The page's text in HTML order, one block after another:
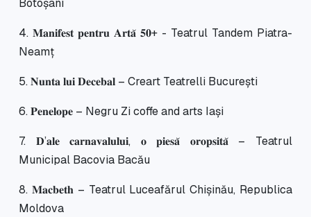
Botoșani
4. 𝐌𝐚𝐧𝐢𝐟𝐞𝐬𝐭 𝐩𝐞𝐧𝐭𝐫𝐮 𝐀𝐫𝐭𝐚̆ 𝟓𝟎+ - Teatrul Tandem Piatra-
Neamț
5. 𝐍𝐮𝐧𝐭𝐚 𝐥𝐮𝐢 𝐃𝐞𝐜𝐞𝐛𝐚𝐥 – Creart Teatrelli București
6. 𝐏𝐞𝐧𝐞𝐥𝐨𝐩𝐞 – Negru Zi coffe and arts Iași
7. 𝐃’𝐚𝐥𝐞 𝐜𝐚𝐫𝐧𝐚𝐯𝐚𝐥𝐮𝐥𝐮𝐢, 𝐨 𝐩𝐢𝐞𝐬𝐚̆ 𝐨𝐫𝐨𝐩𝐬𝐢𝐭𝐚̆ – Teatrul
Municipal Bacovia Bacău
8. 𝐌𝐚𝐜𝐛𝐞𝐭𝐡 – Teatrul Luceafărul Chișinău, Republica
Moldova